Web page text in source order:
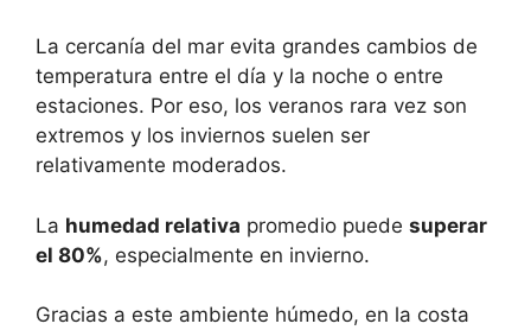
La cercanía del mar evita grandes cambios de
temperatura entre el día y la noche o entre
estaciones. Por eso, los veranos rara vez son
extremos y los inviernos suelen ser
relativamente moderados.
La humedad relativa promedio puede superar
el 80%, especialmente en invierno.
Gracias a este ambiente húmedo, en la costa